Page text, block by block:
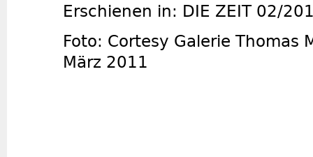
Erschienen in: DIE ZEIT 02/
Foto: Cortesy Galerie Thomas
März 2011